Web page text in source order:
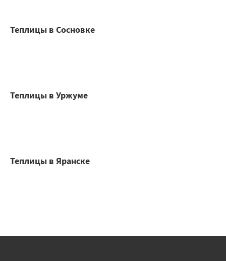
Теплицы в Сосновке
Теплицы в Уржуме
Теплицы в Яранске